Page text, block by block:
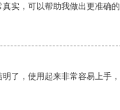
实，可以帮助我做出更准确的
了，使用起来非常容易上手，